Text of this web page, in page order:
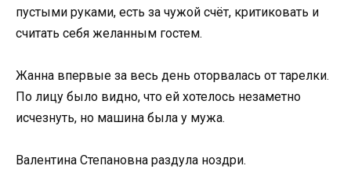
пустыми руками, есть за чужой счёт, критиковать и
считать себя желанным гостем.
Жанна впервые за весь день оторвалась от тарелки.
По лицу было видно, что ей хотелось незаметно
исчезнуть, но машина была у мужа.
Валентина Степановна раздула ноздри.